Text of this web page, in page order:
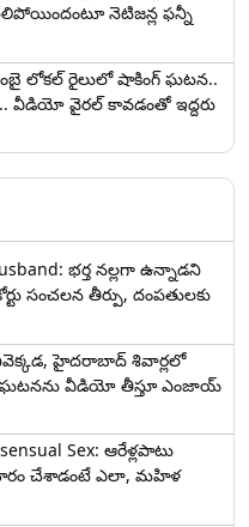
నెటిజన్ల ఫన్నీ
లోకల్ రైలులో షాకింగ్ ఘటన..
వీడియో వైరల్ కావడంతో ఇద్దరు
భర్త న‌ల్ల‌గా ఉన్నాడ‌ని
సంచలన తీర్పు, దంపతులకు
హైదరాబాద్ శివార్లలో
ఘటనను వీడియో తీస్తూ ఎంజాయ్
Sex: ఆరేళ్లపాటు
చేశాడంటే ఎలా, మహిళ